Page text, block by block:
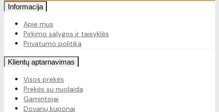
Informacija
Apie mus
Pirkimo sąlygos ir taisyklės
Privatumo politika
Klientų aptarnavimas
Visos prekės
Prekės su nuolaida
Gamintojai
Dovanų kuponai